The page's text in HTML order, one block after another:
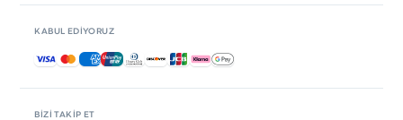
BIZI TAKIP ET
KABUL EDIYORUZ
Kabul edilen ödemeler